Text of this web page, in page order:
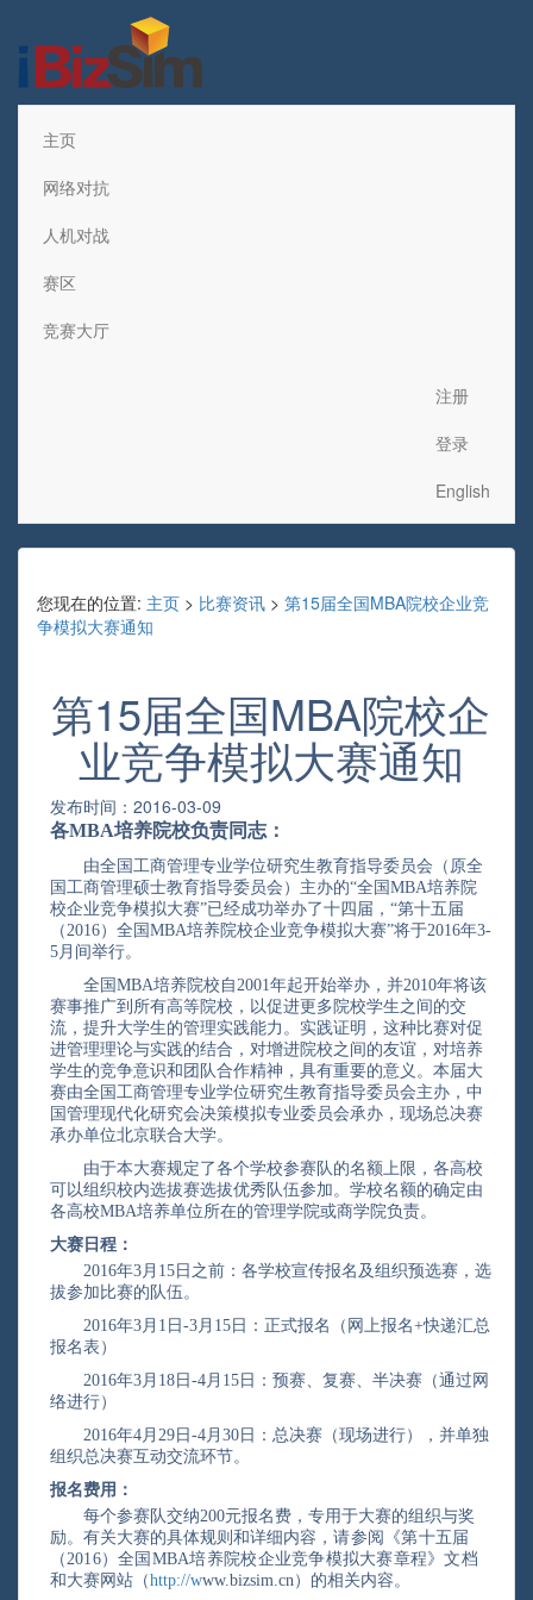
主页
网络对抗
人机对战
赛区
竞赛大厅
注册
登录
English
您现在的位置: 主页 > 比赛资讯 > 第15届全国MBA院校企业竞
争模拟大赛通知
第15届全国MBA院校企
业竞争模拟大赛通知
发布时间：2016-03-09
各MBA培养院校负责同志：
由全国工商管理专业学位研究生教育指导委员会（原全
国工商管理硕士教育指导委员会）主办的“全国MBA培养院
校企业竞争模拟大赛”已经成功举办了十四届，“第十五届
（201 6）全国MBA培养院校企业竞争模拟大赛”将于201 6年3-
5月间举行。
全国MBA培养院校自2001年起开始举办，并2010年将该
赛事推广到所有高等院校，以促进更多院校学生之间的交
流，提升大学生的管理实践能力。实践证明，这种比赛对促
进管理理论与实践的结合，对增进院校之间的友谊，对培养
学生的竞争意识和团队合作精神，具有重要的意义。本届大
赛由全国工商管理专业学位研究生教育指导委员会主办，中
国管理现代化研究会决策模拟专业委员会承办，现场总决赛
承办单位北京联合大学。
由于本大赛规定了各个学校参赛队的名额上限，各高校
可以组织校内选拔赛选拔优秀队伍参加。学校名额的确定由
各高校MBA培养单位所在的管理学院或商学院负责。
大赛日程：
201 6年3月15日 之前：各学校宣传报名及组织预选赛，选
拔参加比赛的队伍。
2016年3月1日 -3月15日：正式报名（网上报名+快递汇总
报名表）
2016年3月18日 -4月15日：预赛、复赛、半决赛（通过网
络进行）
2016年4月29日 -4月30日：总决赛（现场进行），并单独
组织总决赛互动交流环节。
报名费用：
每个参赛队交纳200元报名费，专用于大赛的组织与奖
励。有关大赛的具体规则和详细 内容，请参阅《第十五届
（2016）全国MBA培养院校企业竞争模拟大赛章程》文档
和大赛网站（http://www.bizsim.cn ）的相关内容。